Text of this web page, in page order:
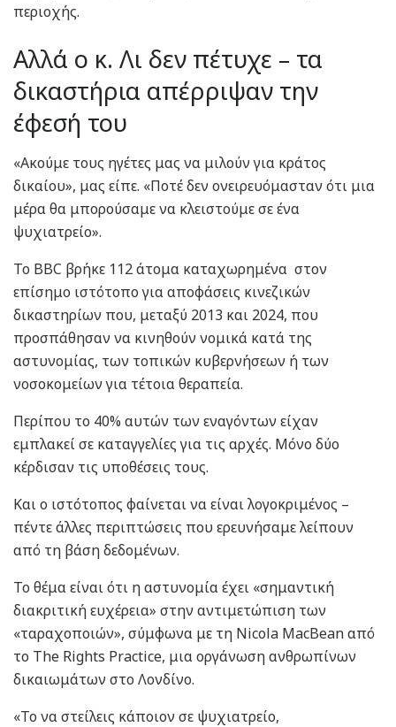
περιοχής.
Αλλά ο κ. Λι δεν πέτυχε – τα
δικαστήρια απέρριψαν την
έφεσή του
«Ακούμε τους ηγέτες μας να μιλούν για κράτος
δικαίου», μας είπε. «Ποτέ δεν ονειρευόμασταν ότι μια
μέρα θα μπορούσαμε να κλειστούμε σε ένα
ψυχιατρείο».
Το BBC βρήκε 112 άτομα καταχωρημένα στον
επίσημο ιστότοπο για αποφάσεις κινεζικών
δικαστηρίων που, μεταξύ 2013 και 2024, που
προσπάθησαν να κινηθούν νομικά κατά της
αστυνομίας, των τοπικών κυβερνήσεων ή των
νοσοκομείων για τέτοια θεραπεία.
Περίπου το 40% αυτών των εναγόντων είχαν
εμπλακεί σε καταγγελίες για τις αρχές. Μόνο δύο
κέρδισαν τις υποθέσεις τους.
Και ο ιστότοπος φαίνεται να είναι λογοκριμένος –
πέντε άλλες περιπτώσεις που ερευνήσαμε λείπουν
από τη βάση δεδομένων.
Το θέμα είναι ότι η αστυνομία έχει «σημαντική
διακριτική ευχέρεια» στην αντιμετώπιση των
«ταραχοποιών», σύμφωνα με τη Nicola MacBean από
το The Rights Practice, μια οργάνωση ανθρωπίνων
δικαιωμάτων στο Λονδίνο.
«Το να στείλεις κάποιον σε ψυχιατρείο,